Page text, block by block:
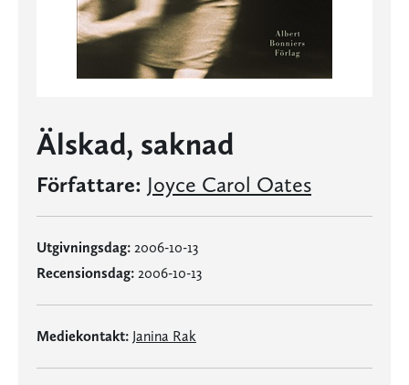
Älskad, saknad
Författare: Joyce Carol Oates
Utgivningsdag: 2006-10-13
Recensionsdag: 2006-10-13
Mediekontakt: Janina Rak